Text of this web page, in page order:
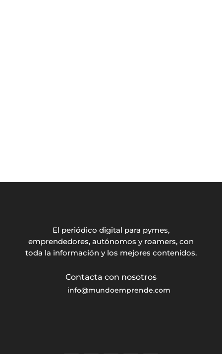
El periódico digital para pymes,
emprendedores, autónomos y roamers, con
toda la información y los mejores contenidos.
info@mundoemprende.com